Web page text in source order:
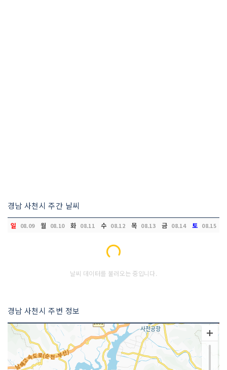
경남 사천시 주간 날씨
일 08.09 월 08.10 화 08.11 수 08.12 목 08.13 금 08.14 토 08.15
Loading...
날씨 데이터를 불러오는 중입니다.
경남 사천시 주변 정보